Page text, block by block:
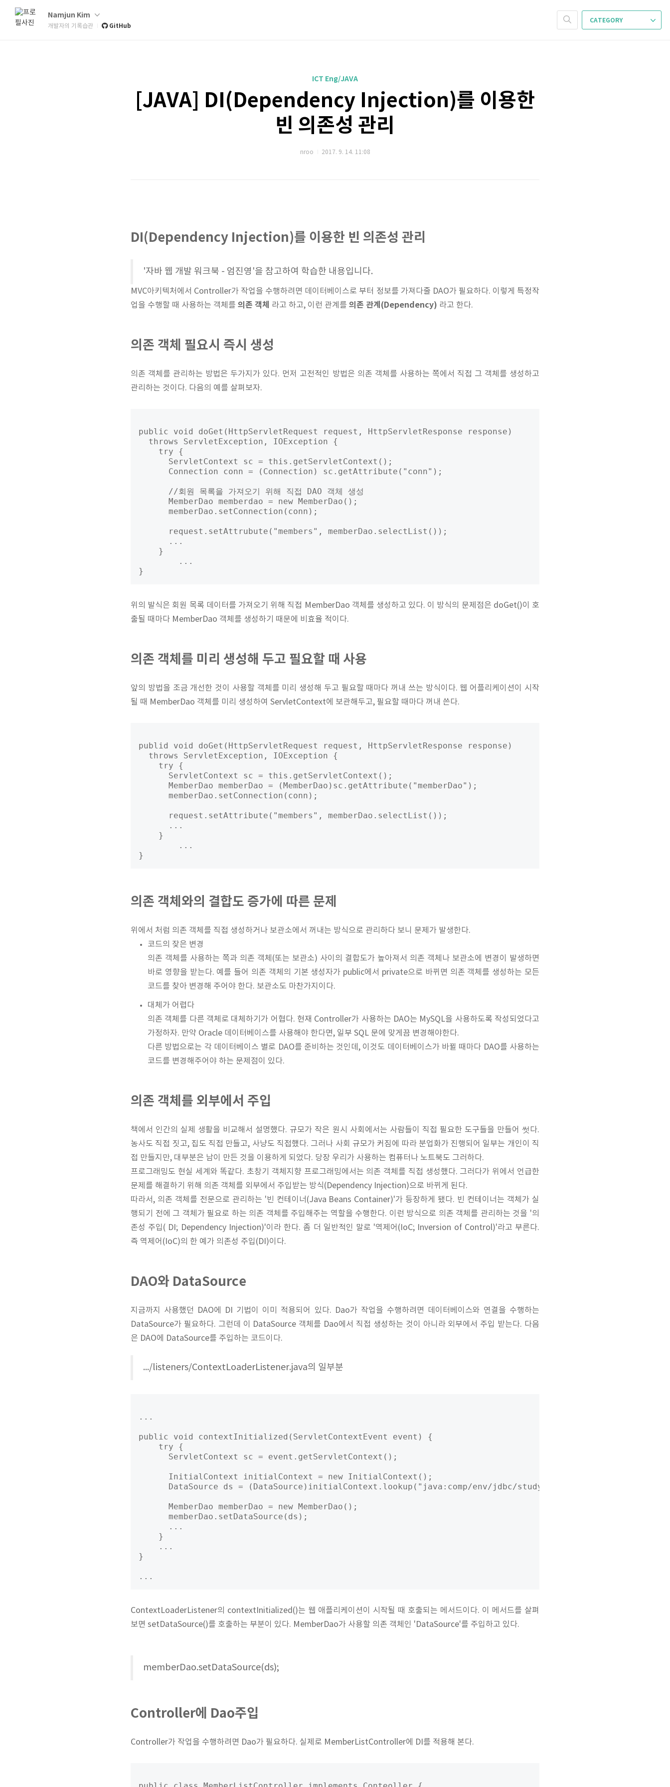
Namjun Kim
개발자의 기록습관 GitHub
CATEGORY
ICT Eng/JAVA
[JAVA] DI(Dependency Injection)를 이용한
빈 의존성 관리
nroo 2017. 9. 14. 11:08
DI(Dependency Injection)를 이용한 빈 의존성 관리
'자바 웹 개발 워크북 - 엄진영'을 참고하여 학습한 내용입니다.
MVC아키텍처에서 Controller가 작업을 수행하려면 데이터베이스로 부터 정보를 가져다줄 DAO가 필요하다. 이렇게 특정작
업을 수행할 때 사용하는 객체를 의존 객체 라고 하고, 이런 관계를 의존 관계(Dependency) 라고 한다.
의존 객체 필요시 즉시 생성
의존 객체를 관리하는 방법은 두가지가 있다. 먼저 고전적인 방법은 의존 객체를 사용하는 쪽에서 직접 그 객체를 생성하고
관리하는 것이다. 다음의 예를 살펴보자.
public void doGet(HttpServletRequest request, HttpServletResponse response)
  throws ServletException, IOException {
    try {
      ServletContext sc = this.getServletContext();
      Connection conn = (Connection) sc.getAttribute("conn");
      //회원 목록을 가져오기 위해 직접 DAO 객체 생성
      MemberDao memberdao = new MemberDao();
      memberDao.setConnection(conn);
      request.setAttrubute("members", memberDao.selectList());
      ...
    }
위의 발식은 회원 목록 데이터를 가져오기 위해 직접 MemberDao 객체를 생성하고 있다. 이 방식의 문제점은 doGet()이 호
출될 때마다 MemberDao 객체를 생성하기 때문에 비효율 적이다.
의존 객체를 미리 생성해 두고 필요할 때 사용
앞의 방법을 조금 개선한 것이 사용할 객체를 미리 생성해 두고 필요할 때마다 꺼내 쓰는 방식이다. 웹 어플리케이션이 시작
될 때 MemberDao 객체를 미리 생성하여 ServletContext에 보관해두고, 필요할 때마다 꺼내 쓴다.
publid void doGet(HttpServletRequest request, HttpServletResponse response)
  throws ServletException, IOException {
    try {
      ServletContext sc = this.getServletContext();
      MemberDao memberDao = (MemberDao)sc.getAttribute("memberDao");
      memberDao.setConnection(conn);
      request.setAttribute("members", memberDao.selectList());
      ...
    }
의존 객체와의 결합도 증가에 따른 문제
위에서 처럼 의존 객체를 직접 생성하거나 보관소에서 꺼내는 방식으로 관리하다 보니 문제가 발생한다.
코드의 잦은 변경
의존 객체를 사용하는 쪽과 의존 객체(또는 보관소) 사이의 결합도가 높아져서 의존 객체나 보관소에 변경이 발생하면
바로 영향을 받는다. 예를 들어 의존 객체의 기본 생성자가 public에서 private으로 바뀌면 의존 객체를 생성하는 모든
코드를 찾아 변경해 주어야 한다. 보관소도 마찬가지이다.
대체가 어렵다
의존 객체를 다른 객체로 대체하기가 어협다. 현재 Controller가 사용하는 DAO는 MySQL을 사용하도록 작성되었다고
가정하자. 만약 Oracle 데이터베이스를 사용해야 한다면, 일부 SQL 문에 맞게끔 변경해야한다.
다른 방법으로는 각 데이터베이스 별로 DAO를 준비하는 것인데, 이것도 데이터베이스가 바뀔 때마다 DAO를 사용하는
코드를 변경해주어야 하는 문제점이 있다.
의존 객체를 외부에서 주입
책에서 인간의 실제 생활을 비교해서 설명했다. 규모가 작은 원시 사회에서는 사람들이 직접 필요한 도구들을 만들어 썻다.
농사도 직접 짓고, 집도 직접 만들고, 사냥도 직접했다. 그러나 사회 규모가 커짐에 따라 분업화가 진행되어 일부는 개인이 직
접 만들지만, 대부분은 남이 만든 것을 이용하게 되었다. 당장 우리가 사용하는 컴퓨터나 노트북도 그러하다.
프로그래밍도 현실 세계와 똑같다. 초창기 객체지향 프로그래밍에서는 의존 객체를 직접 생성했다. 그러다가 위에서 언급한
문제를 해결하기 위해 의존 객체를 외부에서 주입받는 방식(Dependency Injection)으로 바뀌게 된다.
따라서, 의존 객체를 전문으로 관리하는 '빈 컨테이너(Java Beans Container)'가 등장하게 됐다. 빈 컨테이너는 객체가 실
행되기 전에 그 객체가 필요로 하는 의존 객체를 주입해주는 역할을 수행한다. 이런 방식으로 의존 객체를 관리하는 것을 '의
존성 주입( DI; Dependency Injection)'이라 한다. 좀 더 일반적인 말로 '역제어(IoC; Inversion of Control)'라고 부른다.
즉 역제어(IoC)의 한 예가 의존성 주입(DI)이다.
DAO와 DataSource
지금까지 사용했던 DAO에 DI 기법이 이미 적용되어 있다. Dao가 작업을 수행하려면 데이터베이스와 연결을 수행하는
DataSource가 필요하다. 그런데 이 DataSource 객체를 Dao에서 직접 생성하는 것이 아니라 외부에서 주입 받는다. 다음
은 DAO에 DataSource를 주입하는 코드이다.
.../listeners/ContextLoaderListener.java의 일부분
...
public void contextInitialized(ServletContextEvent event) {
    try {
      ServletContext sc = event.getServletContext();
      InitialContext initialContext = new InitialContext();
      DataSource ds = (DataSource)initialContext.lookup("java:comp/env/jdbc/studydb");
      MemberDao memberDao = new MemberDao();
      memberDao.setDataSource(ds);
      ...
    }
    ...
}
ContextLoaderListener의 contextInitialized()는 웹 애플리케이션이 시작될 때 호출되는 메서드이다. 이 메서드를 살펴
보면 setDataSource()를 호출하는 부분이 있다. MemberDao가 사용할 의존 객체인 'DataSource'를 주입하고 있다.
memberDao.setDataSource(ds);
Controller에 Dao주입
Controller가 작업을 수행하려면 Dao가 필요하다. 실제로 MemberListController에 DI를 적용해 본다.